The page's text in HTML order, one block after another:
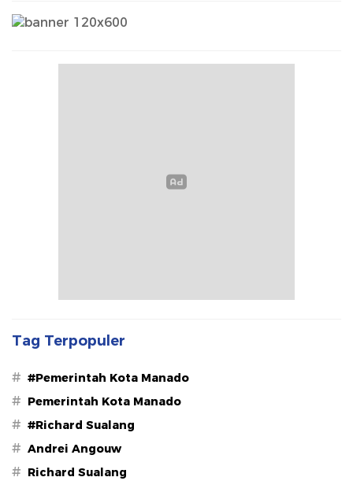
Tag Terpopuler
# #Pemerintah Kota Manado
# Pemerintah Kota Manado
# #Richard Sualang
# Andrei Angouw
# Richard Sualang